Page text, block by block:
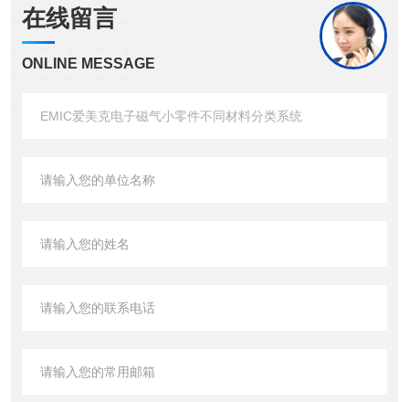
在线留言
ONLINE MESSAGE